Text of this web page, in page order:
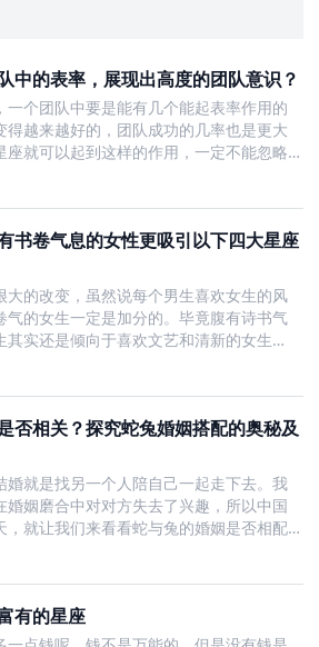
中的表率，展现出高度的团队意识？
个团队中要是能有几个能起表率作用的
得越来越好的，团队成功的几率也是更大
座就可以起到这样的作用，一定不能忽略
价值。白羊座：一往无前白羊座在团队
书卷气息的女性更吸引以下四大星座
大的改变，虽然说每个男生喜欢女生的风
气的女生一定是加分的。毕竟腹有诗书气
其实还是倾向于喜欢文艺和清新的女生
十二星座中比较喜欢有书卷气息的女子
否相关？探究蛇兔婚姻搭配的奥秘及
婚就是找另一个人陪自己一起走下去。我
姻磨合中对对方失去了兴趣，所以中国
，就让我们来看看蛇与兔的婚姻是否相配
财运怎么样说到相配，那么生肖属兔的
有的星座